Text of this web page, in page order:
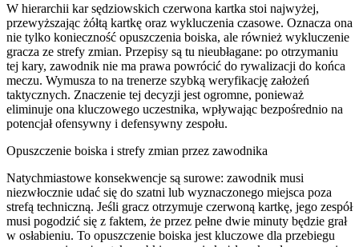
W hierarchii kar sędziowskich czerwona kartka stoi najwyżej,
przewyższając żółtą kartkę oraz wykluczenia czasowe. Oznacza ona
nie tylko konieczność opuszczenia boiska, ale również wykluczenie
gracza ze strefy zmian. Przepisy są tu nieubłagane: po otrzymaniu
tej kary, zawodnik nie ma prawa powrócić do rywalizacji do końca
meczu. Wymusza to na trenerze szybką weryfikację założeń
taktycznych. Znaczenie tej decyzji jest ogromne, ponieważ
eliminuje ona kluczowego uczestnika, wpływając bezpośrednio na
potencjał ofensywny i defensywny zespołu.
Opuszczenie boiska i strefy zmian przez zawodnika
Natychmiastowe konsekwencje są surowe: zawodnik musi
niezwłocznie udać się do szatni lub wyznaczonego miejsca poza
strefą techniczną. Jeśli gracz otrzymuje czerwoną kartkę, jego zespół
musi pogodzić się z faktem, że przez pełne dwie minuty będzie grał
w osłabieniu. To opuszczenie boiska jest kluczowe dla przebiegu